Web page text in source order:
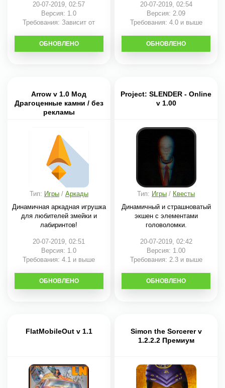
20-07-2019, 02:57
Версия: 1.0
Требования: Зависит от
СКАЧАТЬ
ОБНОВЛЕНО
20-07-2019, 02:54
Версия: 2.09
Требования: 4.0 и выше
СКАЧАТЬ
ОБНОВЛЕНО
Arrow v 1.0 Мод
Драгоценные камни / без
рекламы
Тип: Игры/ Аркады
Динамичная аркадная игрушка
для любителей змейки и
лабиринтов!
20-07-2019, 02:51
Версия: 1.0
Требования: 4.1 и выше
СКАЧАТЬ
ОБНОВЛЕНО
Project: SLENDER - Online
v 1.00
Тип: Игры / Квесты
Динамичный и страшноватый
экшен с элементами
головоломки.
20-07-2019, 02:42
Версия: 1.00
Требования: 2.3 и выше
СКАЧАТЬ
ОБНОВЛЕНО
FlatMobileOut v 1.1
Simon the Sorcerer v
1.2.2.2 Премиум